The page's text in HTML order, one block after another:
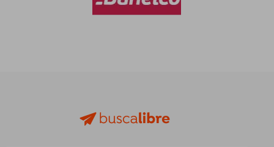
$ 229.592
$ 114.796